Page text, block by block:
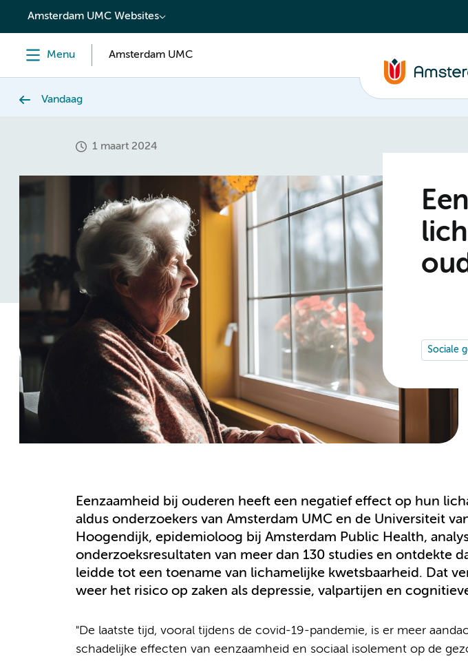
content
Amsterdam UMC Websites
Menu Amsterdam UMC
Vandaag
1 maart 2024
Sociale
Eenzaamheid bij ouderen heeft een negatief effect op hun
aldus onderzoekers van Amsterdam UMC en de Universiteit
Hoogendijk, epidemioloog bij Amsterdam Public Health,
onderzoeksresultaten van meer dan 130 studies en ontdekte
leidde tot een toename van lichamelijke kwetsbaarheid. Dat
weer het risico op zaken als depressie, valpartijen en
"De laatste tijd, vooral tijdens de covid-19-pandemie, is er meer
schadelijke effecten van eenzaamheid en sociaal isolement op de